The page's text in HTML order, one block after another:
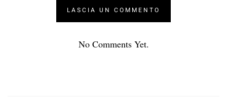
No Comments Yet.